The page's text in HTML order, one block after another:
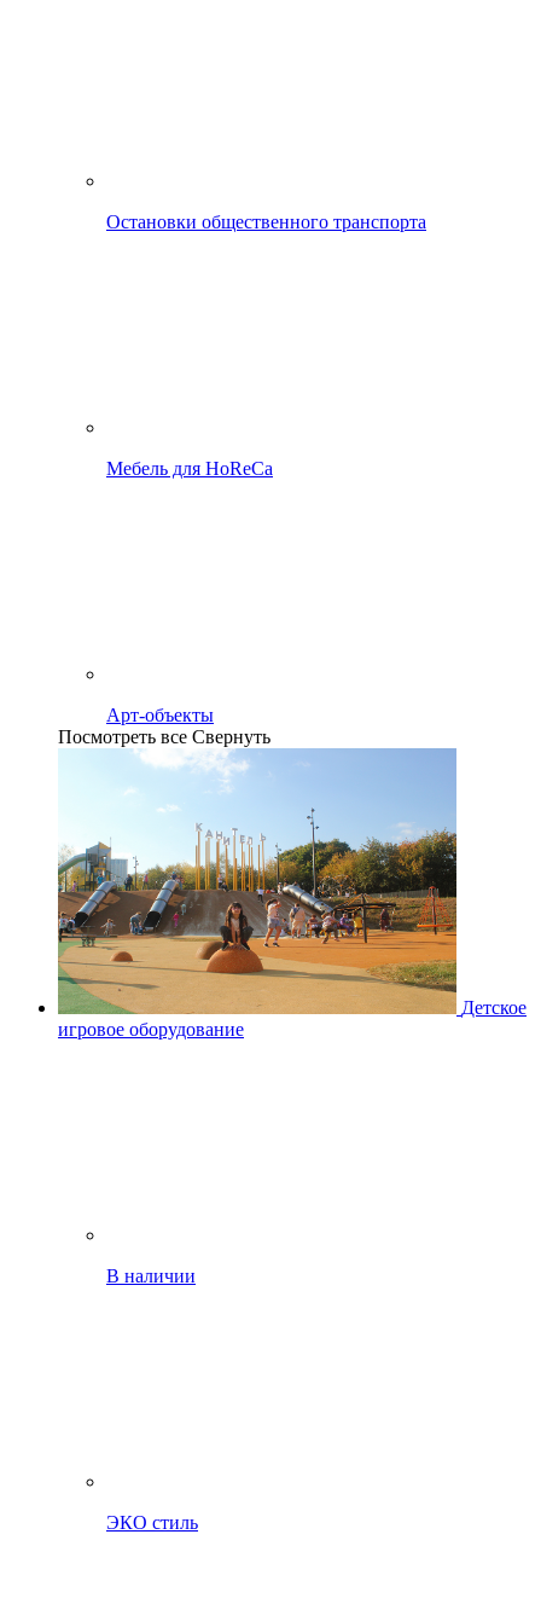
Остановки общественного транспорта
Мебель для HoReCa
Арт-объекты
Посмотреть все Свернуть
Детское
игровое оборудование
В наличии
ЭКО стиль